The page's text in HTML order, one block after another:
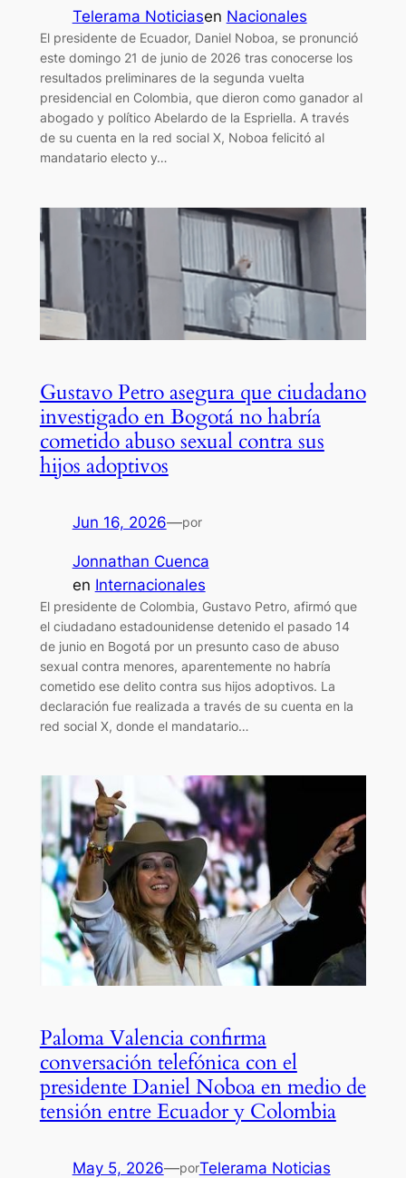
Telerama Noticiasen Nacionales
El presidente de Ecuador, Daniel Noboa, se pronunció
este domingo 21 de junio de 2026 tras conocerse los
resultados preliminares de la segunda vuelta
presidencial en Colombia, que dieron como ganador al
abogado y político Abelardo de la Espriella. A través
de su cuenta en la red social X, Noboa felicitó al
mandatario electo y…
Gustavo Petro asegura que ciudadano
investigado en Bogotá no habría
cometido abuso sexual contra sus
hijos adoptivos
Jun 16, 2026—por
Jonnathan Cuenca
en Internacionales
El presidente de Colombia, Gustavo Petro, afirmó que
el ciudadano estadounidense detenido el pasado 14
de junio en Bogotá por un presunto caso de abuso
sexual contra menores, aparentemente no habría
cometido ese delito contra sus hijos adoptivos. La
declaración fue realizada a través de su cuenta en la
red social X, donde el mandatario…
Paloma Valencia confirma
conversación telefónica con el
presidente Daniel Noboa en medio de
tensión entre Ecuador y Colombia
May 5, 2026—porTelerama Noticias